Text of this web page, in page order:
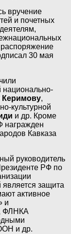
вручение
и почетных
30 мая
национально-
,
культурной
и др. Кроме
награжден
Кавказа
руководитель
РФ по
является защита
активное
и
ФЛНКА
и др.